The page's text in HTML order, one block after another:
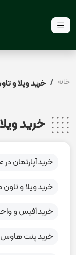
خانه خرید ویلا و
خرید
خرید آپارتمان در
خرید ویلا و
خرید آفیس و
خرید پنت هاوس